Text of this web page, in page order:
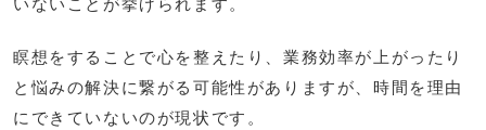
瞑想をすることで心を整えたり、業務効率が上がったり
と悩みの解決に繋がる可能性がありますが、時間を理由
にできていないのが現状です。